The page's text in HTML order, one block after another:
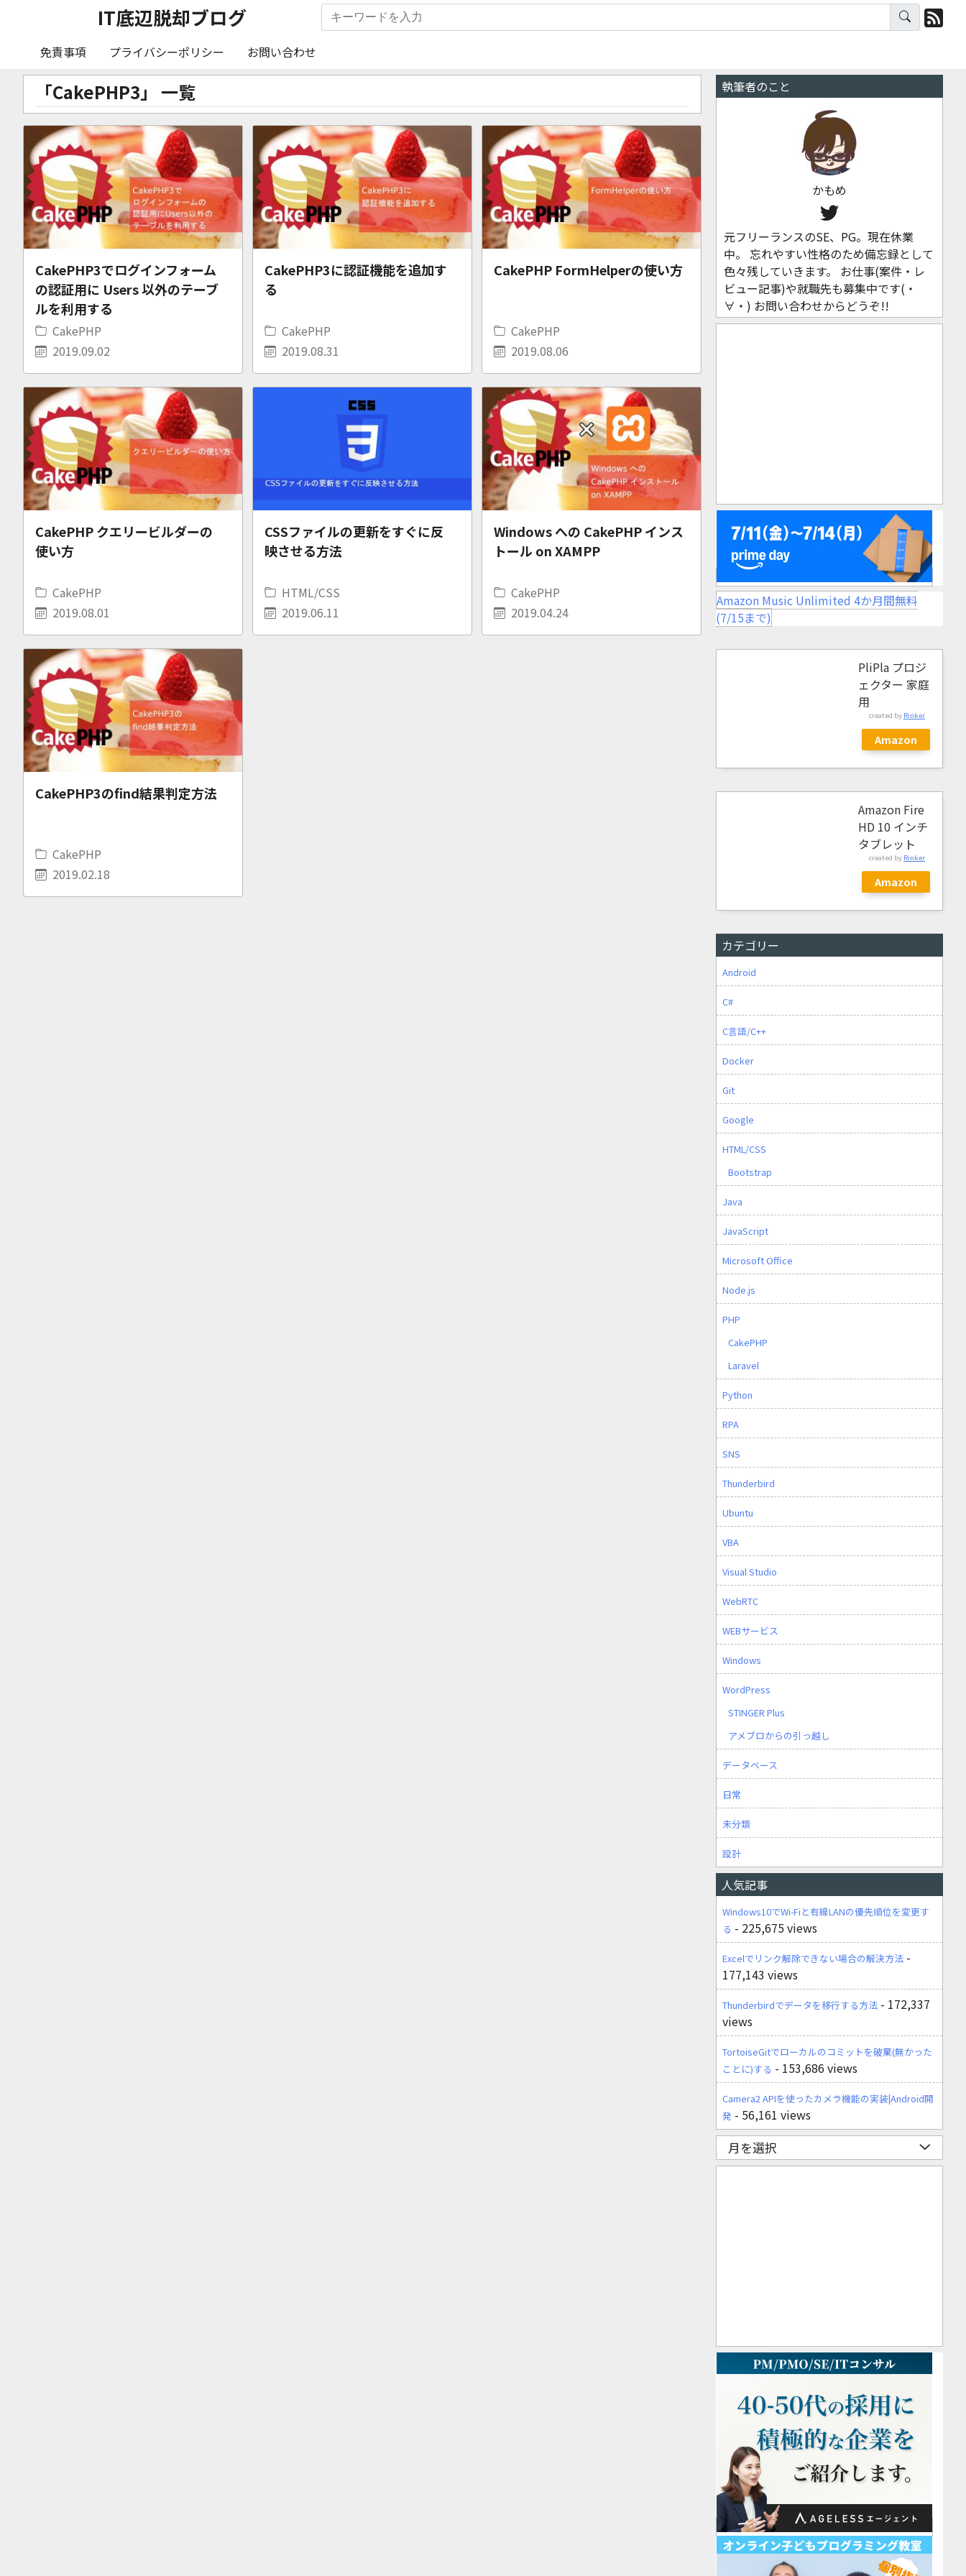
IT底辺脱却ブログ
免責事項 プライバシーポリシー お問い合わせ
「CakePHP3」 一覧
CakePHP3でログインフォーム
の認証用に Users 以外のテーブ
ルを利用する
CakePHP
2019.09.02
CakePHP3に認証機能を追加す
る
CakePHP
2019.08.31
CakePHP FormHelperの使い方
CakePHP
2019.08.06
CakePHP クエリービルダーの
使い方
CakePHP
2019.08.01
CSSファイルの更新をすぐに反
映させる方法
HTML/CSS
2019.06.11
Windows への CakePHP インス
トール on XAMPP
CakePHP
2019.04.24
CakePHP3のfind結果判定方法
CakePHP
2019.02.18
執筆者のこと
かもめ
元フリーランスのSE、PG。現在休業
中。 忘れやすい性格のため備忘録として
色々残していきます。 お仕事(案件・レ
ビュー記事)や就職先も募集中です(・
∀・) お問い合わせからどうぞ!!
Amazon Music Unlimited 4か月間無料
(7/15まで)
PliPla プロジ
ェクター 家庭
用
created by Rinker
Amazon
Amazon Fire
HD 10 インチ
タブレット
created by Rinker
Amazon
カテゴリー
Android
C#
C言語/C++
Docker
Git
Google
HTML/CSS
Bootstrap
Java
JavaScript
Microsoft Office
Node.js
PHP
CakePHP
Laravel
Python
RPA
SNS
Thunderbird
Ubuntu
VBA
Visual Studio
WebRTC
WEBサービス
Windows
WordPress
STINGER Plus
アメブロからの引っ越し
データベース
日常
未分類
設計
人気記事
Windows10でWi-Fiと有線LANの優先順位を変更す
る - 225,675 views
Excelでリンク解除できない場合の解決方法 -
177,143 views
Thunderbirdでデータを移行する方法 - 172,337
views
TortoiseGitでローカルのコミットを破棄(無かった
ことに)する - 153,686 views
Camera2 APIを使ったカメラ機能の実装|Android開
発 - 56,161 views
月を選択